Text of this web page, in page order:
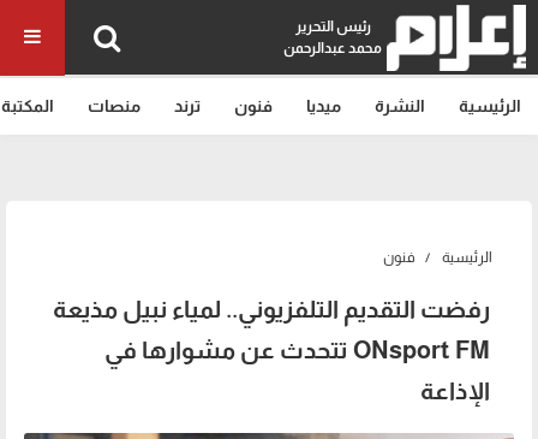
رئيس التحرير
محمد عبدالرحمن
الرئيسية النشرة ميديا فنون ترند منصات المكتبة
الرئيسية فنون
رفضت التقديم التلفزيوني.. لمياء نبيل مذيعة
ONsport FM تتحدث عن مشوارها في
الإذاعة